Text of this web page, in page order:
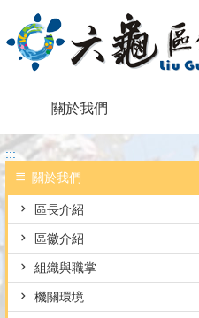
關於我們
:::
關於我們
區長介紹
區徽介紹
組織與職掌
機關環境